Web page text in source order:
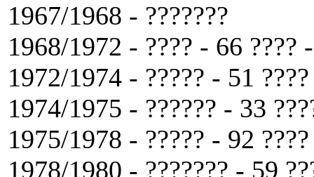
1967/1968 - ???????
1968/1972 - ???? - 66 ????
1972/1974 - ????? - 51
1974/1975 - ?????? - 33
1975/1978 - ????? - 92
1978/1980 - ??????? - 59